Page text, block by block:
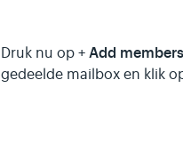
Druk nu op + Add members
gedeelde mailbox en klik